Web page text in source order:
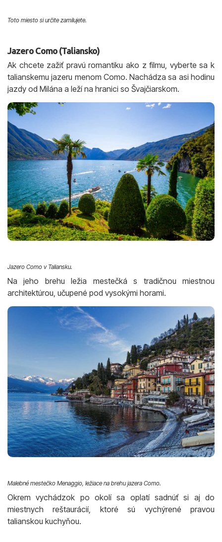
Toto miesto si určite zamilujete.
Jazero Como (Taliansko)
Ak chcete zažiť pravú romantiku ako z filmu, vyberte sa k
talianskemu jazeru menom Como. Nachádza sa asi hodinu
jazdy od Milána a leží na hranici so Švajčiarskom.
Jazero Como v Taliansku.
Na jeho brehu ležia mestečká s tradičnou miestnou
architektúrou, učupené pod vysokými horami.
Malebné mestečko Menaggio, ležiace na brehu jazera Como.
Okrem vychádzok po okolí sa oplatí sadnúť si aj do
miestnych reštaurácií, ktoré sú vychýrené pravou
talianskou kuchyňou.